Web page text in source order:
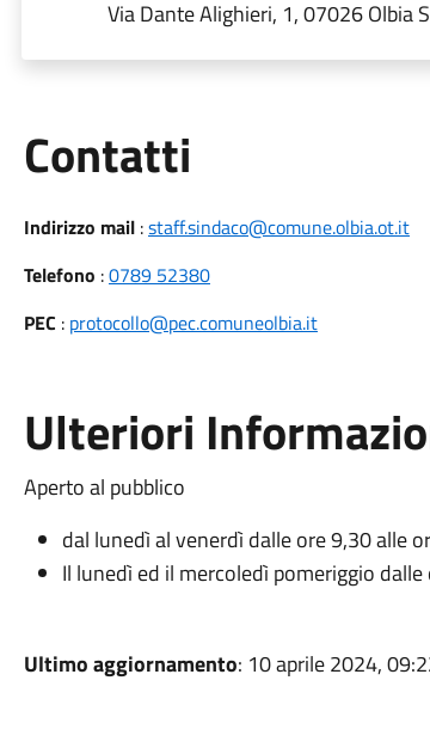
Via Dante Alighieri, 1, 07026 Olbia
Contatti
Indirizzo mail:staff.sindaco@comune.olbia.ot.it
Telefono :0789 52380
PEC : protocollo@pec.comuneolbia.it
Ulteriori
Aperto al pubblico
dal lunedì al venerdì dalle ore 9,30 alle
Il lunedì ed il mercoledì pomeriggio
Ultimo aggiornamento: 10 aprile 2024,